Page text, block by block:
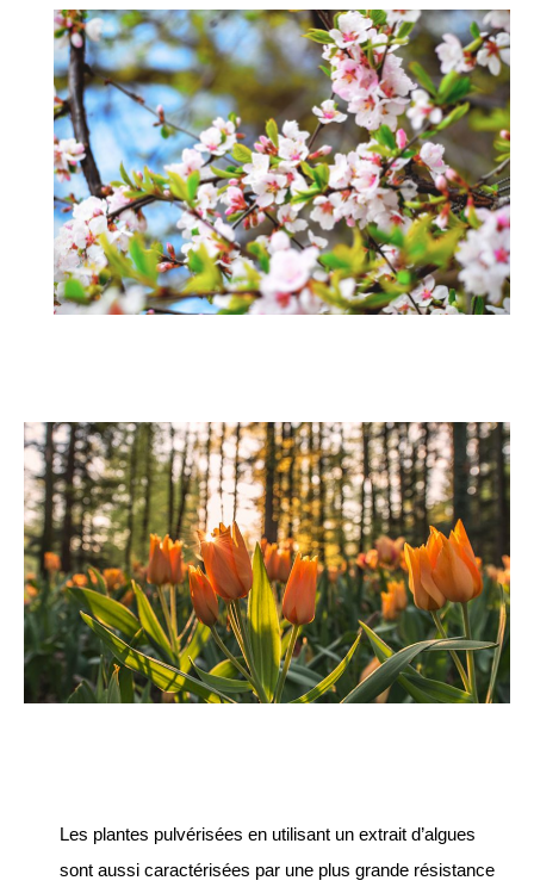
Les plantes pulvérisées en utilisant un extrait d’algues
sont aussi caractérisées par une plus grande résistance